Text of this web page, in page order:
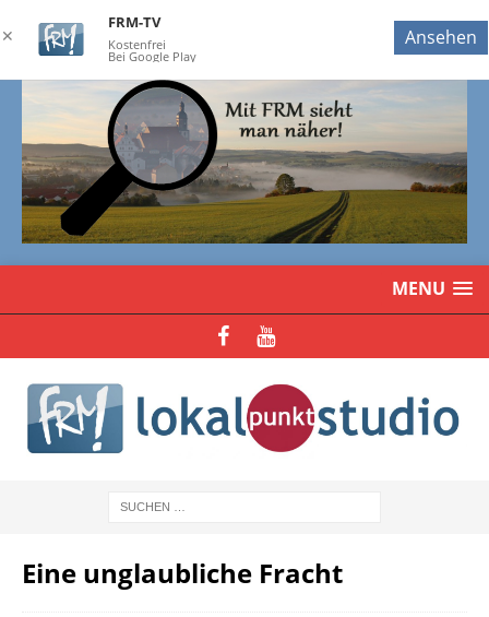
MENU
Eine unglaubliche Fracht
✕
FRM-TV
Kostenfrei
Bei Google Play
Ansehen